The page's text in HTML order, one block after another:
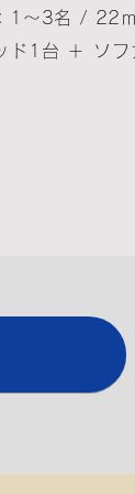
1～3名 / 22
ド1台 ＋ ソ